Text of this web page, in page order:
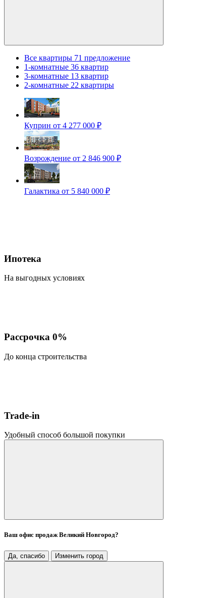
Все квартиры 71 предложение
1-комнатные 36 квартир
3-комнатные 13 квартир
2-комнатные 22 квартиры
Куприн от 4 277 000 ₽
Возрождение от 2 846 900 ₽
Галактика от 5 840 000 ₽
Ипотека
На выгодных условиях
Рассрочка 0%
До конца строительства
Trade-in
Удобный способ большой покупки
Ваш офис продажВеликий Новгород?
Да, спасибо Изменить город